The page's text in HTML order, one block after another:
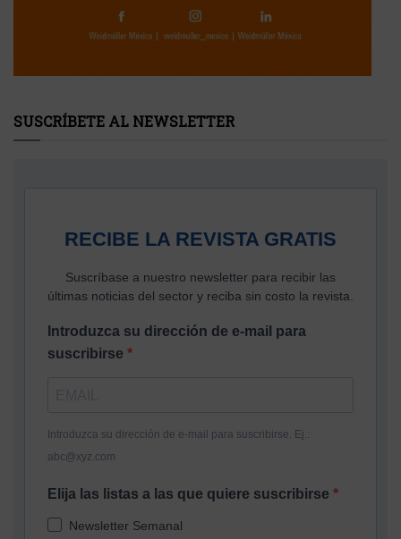
SUSCRÍBETE AL NEWSLETTER
RECIBE LA REVISTA GRATIS
Suscríbase a nuestro newsletter para recibir las
últimas noticias del sector y reciba sin costo la revista.
Introduzca su dirección de e-mail para
suscribirse
Introduzca su dirección de e-mail para suscribirse. Ej.:
abc@xyz.com
Elija las listas a las que quiere suscribirse
Newsletter Semanal